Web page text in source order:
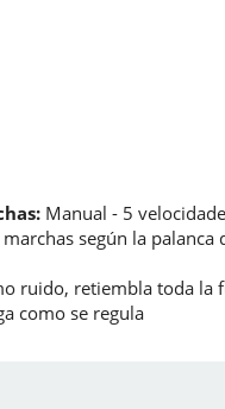
Manual - 5
según la
ruido, retiembla toda la
como se regula